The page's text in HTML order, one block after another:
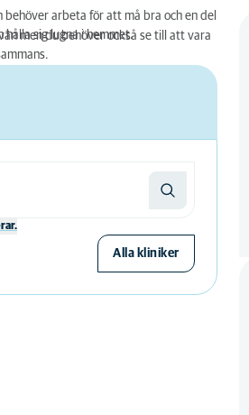
arbeta för att må bra och en del
sig lugna i hemmet.
men du behöver också se till att vara
Alla kliniker